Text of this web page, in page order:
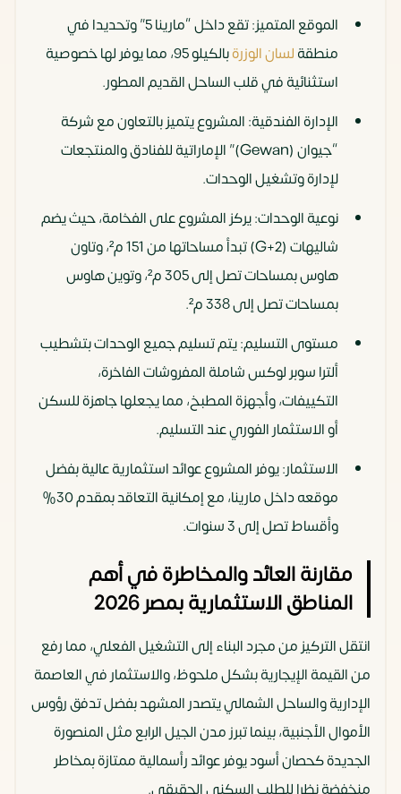
الموقع المتميز: تقع داخل “مارينا 5” وتحديدا في
منطقةلسان الوزرة
بالكيلو 95، مما يوفر لها خصوصية
استثنائية في قلب الساحل القديم المطور.
الإدارة الفندقية: المشروع يتميز بالتعاون مع شركة
“جيوان (Gewan)” الإماراتية للفنادق والمنتجعات
لإدارة وتشغيل الوحدات.
نوعية الوحدات: يركز المشروع على الفخامة، حيث يضم
شاليهات (G+2) تبدأ مساحاتها من 151 م²، وتاون
هاوس بمساحات تصل إلى 305 م²، وتوين هاوس
بمساحات تصل إلى 338 م².
مستوى التسليم: يتم تسليم جميع الوحدات بتشطيب
ألترا سوبر لوكس شاملة المفروشات الفاخرة،
التكييفات، وأجهزة المطبخ، مما يجعلها جاهزة للسكن
أو الاستثمار الفوري عند التسليم.
الاستثمار: يوفر المشروع عوائد استثمارية عالية بفضل
موقعه داخل مارينا، مع إمكانية التعاقد بمقدم 30%
وأقساط تصل إلى 3 سنوات.
مقارنة العائد والمخاطرة في أهم
المناطق الاستثمارية بمصر 2026
انتقل التركيز من مجرد البناء إلى التشغيل الفعلي، مما رفع
من القيمة الإيجارية بشكل ملحوظ، والاستثمار في العاصمة
الإدارية والساحل الشمالي يتصدر المشهد بفضل تدفق رؤوس
الأموال الأجنبية، بينما تبرز مدن الجيل الرابع مثل المنصورة
الجديدة كحصان أسود يوفر عوائد رأسمالية ممتازة بمخاطر